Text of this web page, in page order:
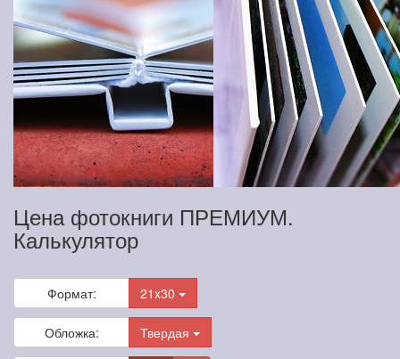
Цена фотокниги ПРЕМИУМ.
Калькулятор
Формат: 21x30
Обложка: Твердая